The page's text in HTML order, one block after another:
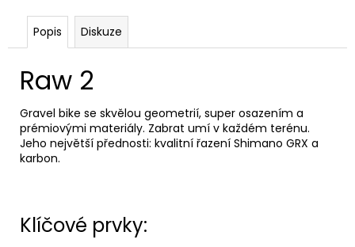
Popis Diskuze
Raw 2
Gravel bike se skvělou geometrií, super osazením a
prémiovými materiály. Zabrat umí v každém terénu.
Jeho největší přednosti: kvalitní řazení Shimano GRX a
karbon.
Klíčové prvky: